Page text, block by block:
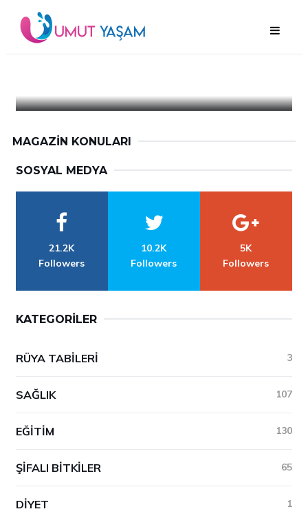
MAGAZIN KONULARI
SOSYAL MEDYA
21.2K
Followers
10.2K
Followers
5K
Followers
KATEGORILER
RÜYA TABILERI 3
SAĞLIK 107
EĞITIM 130
ŞIFALI BITKILER 65
DIYET 1